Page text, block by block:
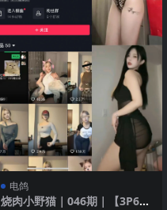
电鸽
烧肉小野猫｜046期｜【3P6